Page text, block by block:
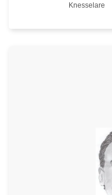
Lieux
Knesselare